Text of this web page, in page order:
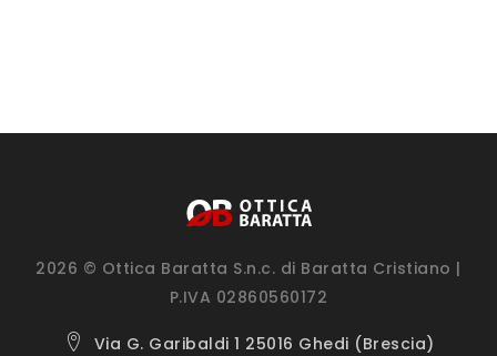
2026 © Ottica Baratta S.n.c. di Baratta Cristiano |
P.IVA 02860560172
Via G. Garibaldi 1 25016 Ghedi (Brescia)